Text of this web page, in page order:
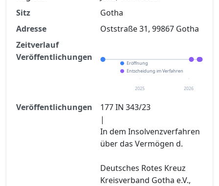
Finanzkennzahlen nach kostenloser
Registrierung verfügbar
Sitz
Gotha
Adresse
Oststraße 31, 99867 Gotha
Zeitverlauf
Veröffentlichungen
Eröffnung
Entscheidung im Verfahren
2025 2026
Veröffentlichungen
177 IN 343/23
|
In dem Insolvenzverfahren
über das Vermögen d.
Deutsches Rotes Kreuz
Kreisverband Gotha e.V.,